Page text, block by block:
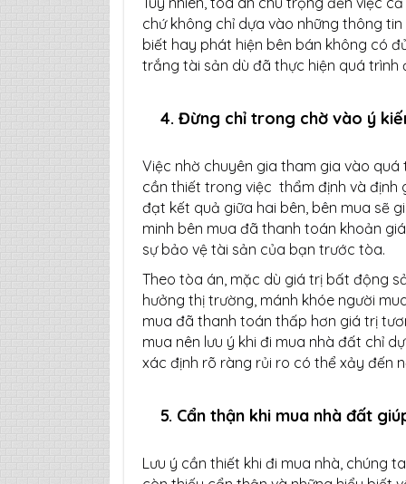
chứ không chỉ dựa vào những thông
biết hay phát hiện bên bán không có
trắng tài sản dù đã thực hiện quá trình
4. Đừng chỉ trong chờ vào ý
Việc nhờ chuyên gia tham gia vào
cần thiết trong việc thẩm định và định
đạt kết quả giữa hai bên, bên mua sẽ
minh bên mua đã thanh toán khoản
sự bảo vệ tài sản của bạn trước tòa.
Theo tòa án, mặc dù giá trị bất động
hưởng thị trường, mánh khóe người
mua đã thanh toán thấp hơn giá trị
mua nên lưu ý khi đi mua nhà đất chỉ
xác định rõ ràng rủi ro có thể xảy đến
5. Cẩn thận khi mua nhà đất
Lưu ý cần thiết khi đi mua nhà, chúng